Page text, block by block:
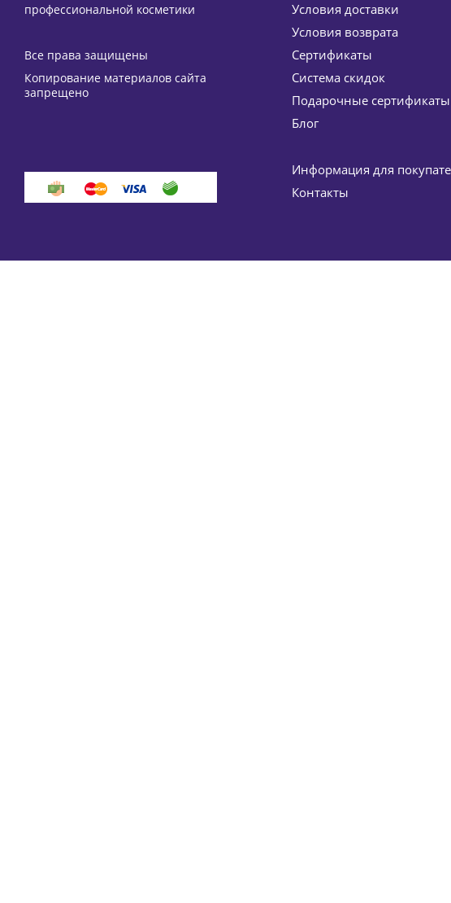
Активный регенерирующий крем EGF Intercellular cream
6 668руб. /шт 7 845
-15
профессиональной косметики
Все права защищены
Копирование материалов сайта
запрещено
Условия доставки
Условия возврата
Сертификаты
Система скидок
Подарочные сертификаты
Блог
Информация для
Контакты